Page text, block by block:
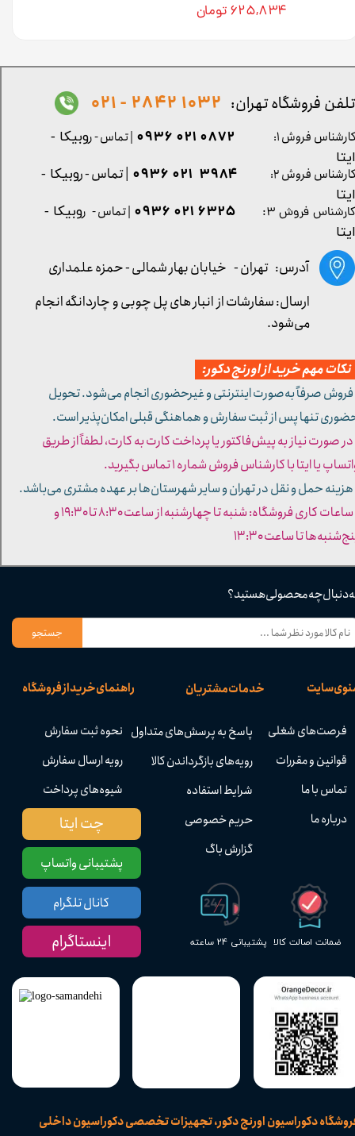
۶۲۵,۸۳۴ تومان
دکوراسیون اورنج دکور، تجهیزات تخصصی دکوراسیون داخلی
پشتیبانی ۲۴ ساعته ضمانت اصالت کالا
راهنمای خرید از فروشگاه
نحوه ثبت سفارش
رویه ارسال سفارش
شیوه‌های پرداخت
خدمات مشتریان
پاسخ به پرسش‌های متداول
رویه‌های بازگرداندن کالا
شرایط استفاده
حریم خصوصی
گزارش باگ
سایت
فرصت‌های شغلی
قوانین و مقررات
تماس با ما
درباره ما
دنبال چه محصولی هستید؟
جستجو
پشتیبانی واتساپ
چت ایتا
کانال تلگرام
اینستاگرام
کارشناس فروش ۳: ۶۳۲۵ ۰۲۱ ۰۹۳۶ | تماس - روبیکا -
ایتا
آدرس: تهران - خیابان بهار شمالی - حمزه علمداری
تلفن فروشگاه تهران: 1032 2842 - 021
مهم خرید از اورنج دکور:
صرفاً به‌صورت اینترنتی و غیرحضوری انجام می‌شود. تحویل
تنها پس از ثبت سفارش و هماهنگی قبلی امکان‌پذیر است.
صورت نیاز به پیش‌فاکتور یا پرداخت کارت به کارت، لطفاً از طریق
یا ایتا با کارشناس فروش شماره ۱ تماس بگیرید.
حمل و نقل در تهران و سایر شهرستان‌ها بر عهده مشتری می‌باشد.
- ساعات کاری فروشگاه: شنبه تا چهارشنبه از ساعت ۸:۳۰ تا ۱۹:۳۰ و
تا ساعت ۱۳:۳۰​​​​​​​
کارشناس فروش ۱: 0872 021 0936 | تماس - روبیکا -
ایتا
کارشناس فروش ۲:
۳۹۸۴ ۰۲۱ ۰۹۳۶ | تماس - روبیکا -
ایتا
ارسال: سفارشات از انبار های پل چوبی و چاردانگه انجام
می‌شود.